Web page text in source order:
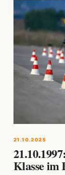
21.10.2025
Klasse im